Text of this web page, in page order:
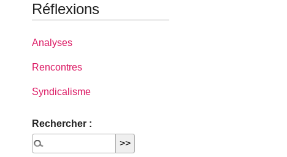
Réflexions
Analyses
Rencontres
Syndicalisme
Rechercher :